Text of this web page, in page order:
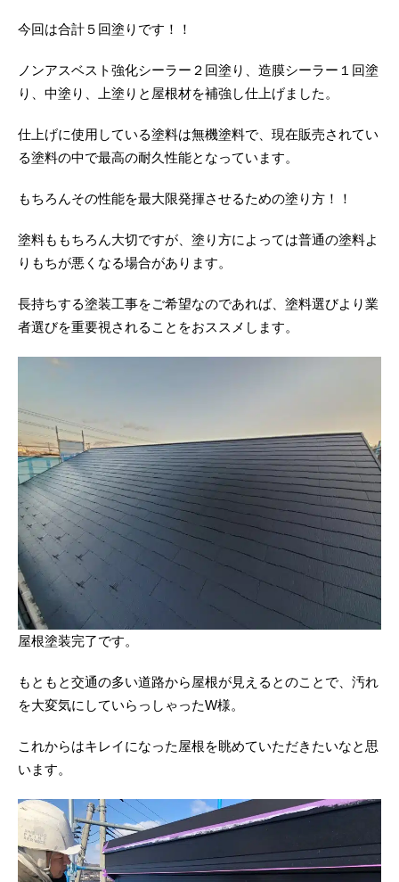
今回は合計５回塗りです！！
ノンアスベスト強化シーラー２回塗り、造膜シーラー１回塗
り、中塗り、上塗りと屋根材を補強し仕上げました。
仕上げに使用している塗料は無機塗料で、現在販売されてい
る塗料の中で最高の耐久性能となっています。
もちろんその性能を最大限発揮させるための塗り方！！
塗料ももちろん大切ですが、塗り方によっては普通の塗料よ
りもちが悪くなる場合があります。
長持ちする塗装工事をご希望なのであれば、塗料選びより業
者選びを重要視されることをおススメします。
屋根塗装完了です。
もともと交通の多い道路から屋根が見えるとのことで、汚れ
を大変気にしていらっしゃったW様。
これからはキレイになった屋根を眺めていただきたいなと思
います。